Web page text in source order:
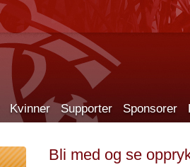
Kvinner Supporter Sponsorer
Bli med og se